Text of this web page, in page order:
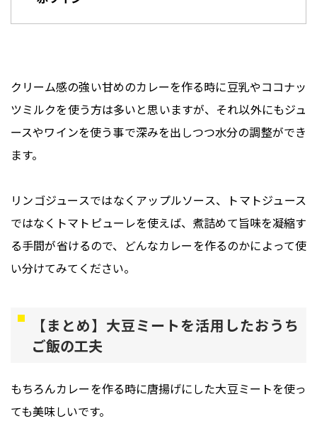
クリーム感の強い甘めのカレーを作る時に豆乳やココナッ
ツミルクを使う方は多いと思いますが、それ以外にもジュ
ースやワインを使う事で深みを出しつつ水分の調整ができ
ます。
リンゴジュースではなくアップルソース、トマトジュース
ではなくトマトピューレを使えば、煮詰めて旨味を凝縮す
る手間が省けるので、どんなカレーを作るのかによって使
い分けてみてください。
【まとめ】大豆ミートを活用したおうち
ご飯の工夫
もちろんカレーを作る時に唐揚げにした大豆ミートを使っ
ても美味しいです。